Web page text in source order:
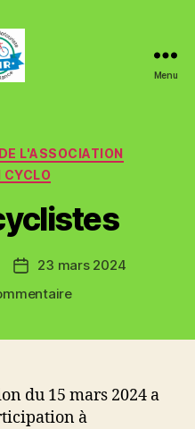
Menu
Catégories
L'ASSOCIATION
CYCLO
Date23 mars 2024
sur
du 15 mars 2024 a
à